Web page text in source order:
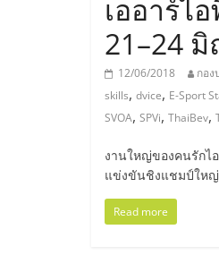
มอี
ไทย,
SMEs,
แฟ
รน
เออาร์ไ
21–24
12/06/2018 กอง
skills, dvice, E-Sport
SVOA, SPVi, ThaiBev,
งานใหญ่ของคนรักไ
แข่งขันชิงแชมป์ให
Read more